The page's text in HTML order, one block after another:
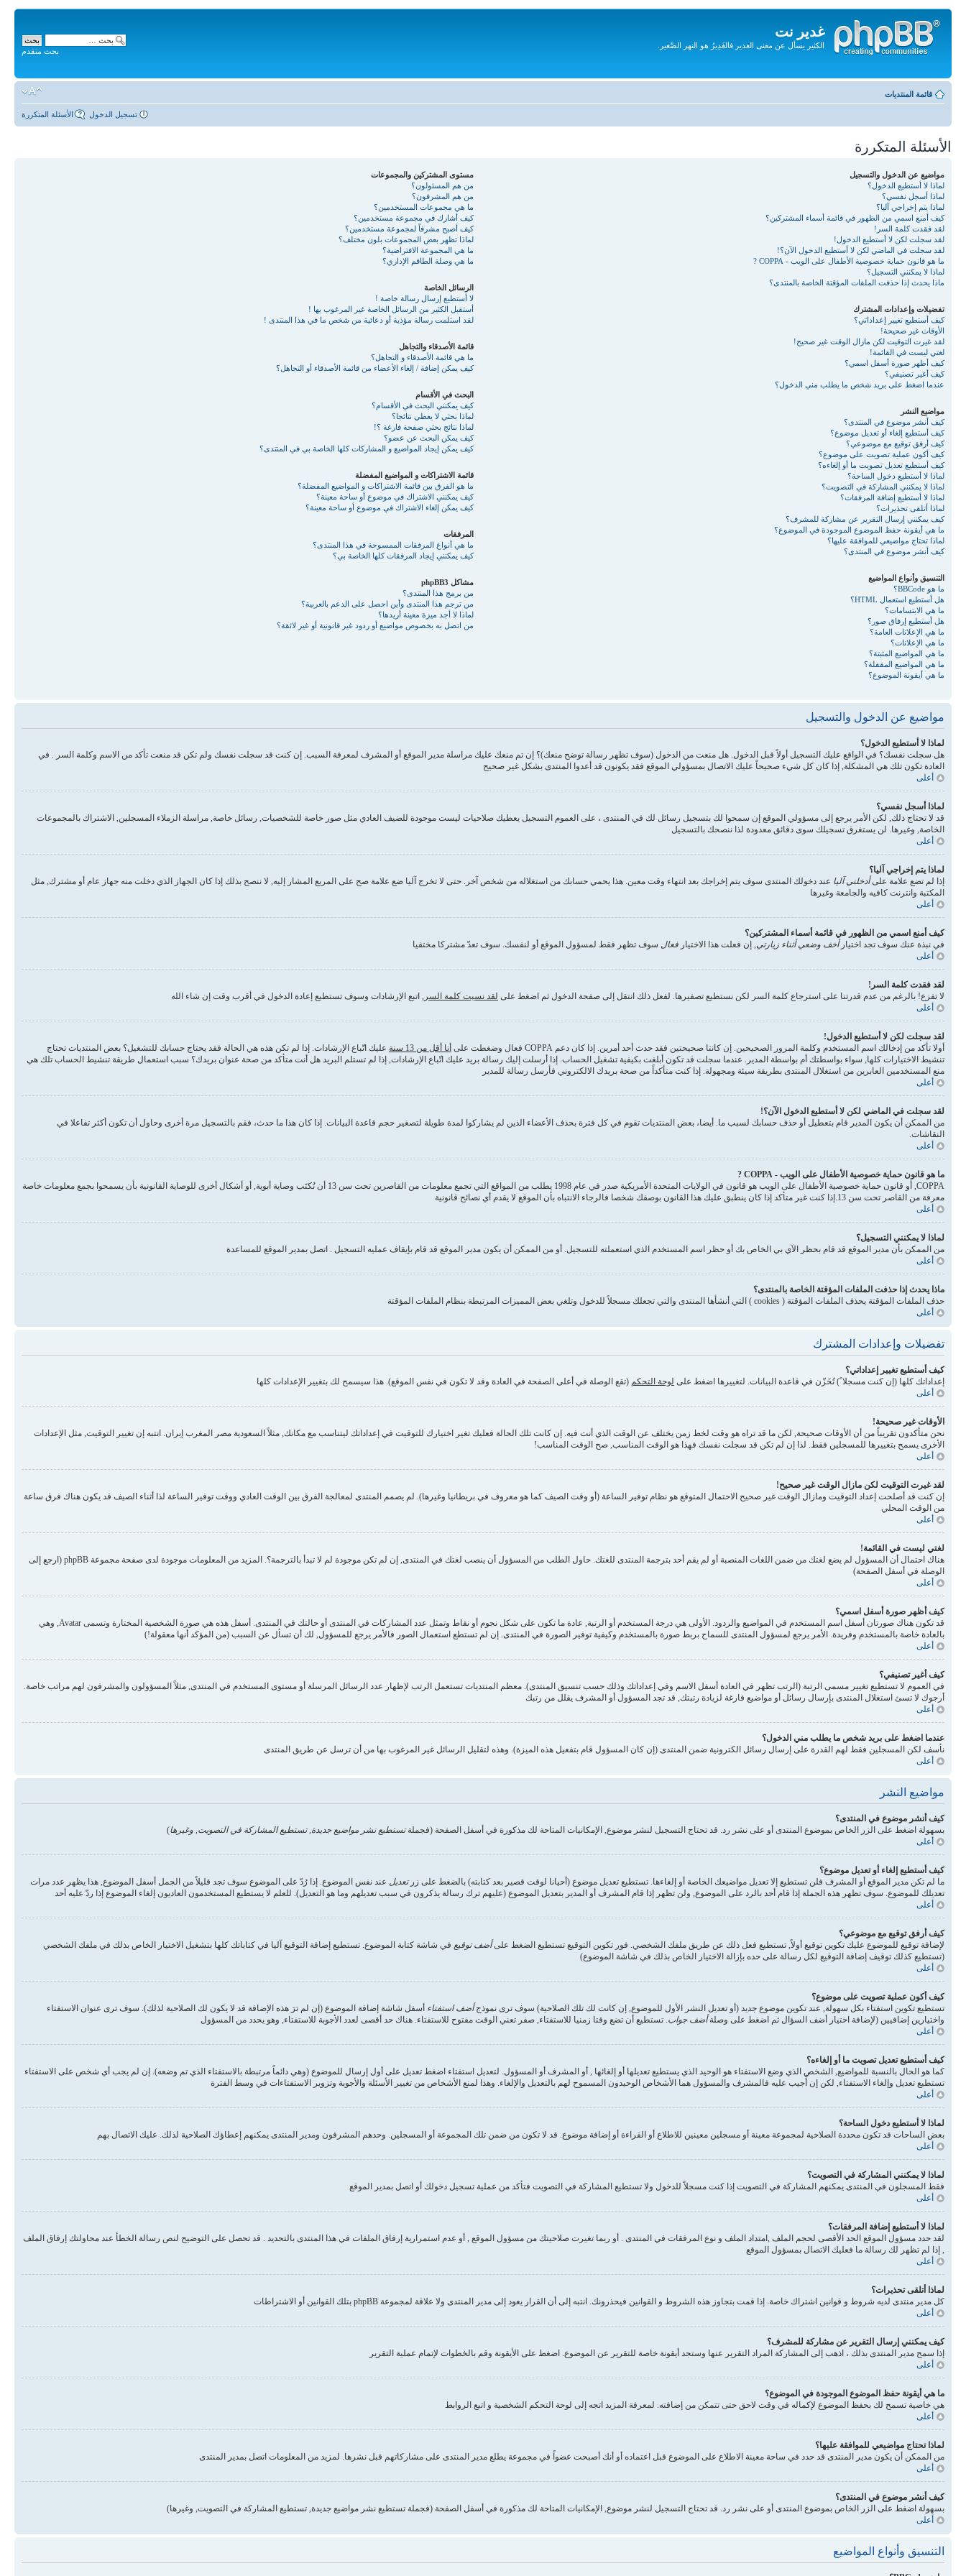
غدير نت
الكثير يسأل عن معنى الغدير فالغَدِيرُ هو النهر الصَّغير.
المحتويات
بحث متقدم
قائمة المنتديات
الأسئلة المتكررة تسجيل الدخول
الأسئلة المتكررة
مواضيع عن الدخول والتسجيل
لماذا لا أستطيع الدخول؟
لماذا أسجل نفسي؟
لماذا يتم إخراجي آليا؟
كيف أمنع اسمي من الظهور في قائمة أسماء المشتركين؟
لقد فقدت كلمة السر!
لقد سجلت لكن لا أستطيع الدخول!
لقد سجلت في الماضي لكن لا أستطيع الدخول الآن؟!
ما هو قانون حماية خصوصية الأطفال على الويب - COPPA ?
لماذا لا يمكنني التسجيل؟
ماذا يحدث إذا حذفت الملفات المؤقتة الخاصة بالمنتدى؟
تفضيلات وإعدادات المشترك
كيف أستطيع تغيير إعداداتي؟
الأوقات غير صحيحة!
لقد غيرت التوقيت لكن مازال الوقت غير صحيح!
لغتي ليست في القائمة!
كيف أظهر صورة أسفل اسمي؟
كيف أغير تصنيفي؟
عندما اضغط على بريد شخص ما يطلب مني الدخول؟
مواضيع النشر
كيف أنشر موضوع في المنتدى؟
كيف أستطيع إلغاء أو تعديل موضوع؟
كيف أرفق توقيع مع موضوعي؟
كيف أكون عملية تصويت على موضوع؟
كيف أستطيع تعديل تصويت ما أو إلغاءه؟
لماذا لا أستطيع دخول الساحة؟
لماذا لا يمكنني المشاركة في التصويت؟
لماذا لا أستطيع إضافة المرفقات؟
لماذا أتلقى تحذيرات؟
كيف يمكنني إرسال التقرير عن مشاركة للمشرف؟
ما هي أيقونة حفظ الموضوع الموجودة في الموضوع؟
لماذا تحتاج مواضيعي للموافقة عليها؟
كيف أنشر موضوع في المنتدى؟
التنسيق وأنواع المواضيع
ما هو BBCode؟
هل أستطيع استعمال HTML؟
ما هي الابتسامات؟
هل أستطيع إرفاق صور؟
ما هي الإعلانات العامة؟
ما هي الإعلانات؟
ما هي المواضيع المثبتة؟
ما هي المواضيع المقفلة؟
ما هي أيقونة الموضوع؟
مستوى المشتركين والمجموعات
من هم المسئولون؟
من هم المشرفون؟
ما هي مجموعات المستخدمين؟
كيف أشارك في مجموعة مستخدمين؟
كيف أصبح مشرفاً لمجموعة مستخدمين؟
لماذا تظهر بعض المجموعات بلون مختلف؟
ما هي المجموعة الافتراضية؟
ما هي وصلة الطاقم الإداري؟
الرسائل الخاصة
لا أستطيع إرسال رسالة خاصة !
أستقبل الكثير من الرسائل الخاصة غير المرغوب بها !
لقد استلمت رسالة مؤذية أو دعائية من شخص ما في هذا المنتدى !
قائمة الأصدقاء والتجاهل
ما هي قائمة الأصدقاء و التجاهل؟
كيف يمكن إضافة / إلغاء الأعضاء من قائمة الأصدقاء أو التجاهل؟
البحث في الأقسام
كيف يمكنني البحث في الأقسام؟
لماذا بحثي لا يعطي نتائجا؟
لماذا نتائج بحثي صفحة فارغة ؟!
كيف يمكن البحث عن عضو؟
كيف يمكن إيجاد المواضيع و المشاركات كلها الخاصة بي في المنتدى؟
قائمة الاشتراكات و المواضيع المفضلة
ما هو الفرق بين قائمة الاشتراكات و المواضيع المفضلة؟
كيف يمكنني الاشتراك في موضوع أو ساحة معينة؟
كيف يمكن إلغاء الاشتراك في موضوع أو ساحة معينة؟
المرفقات
ما هي أنواع المرفقات الممسوحة في هذا المنتدى؟
كيف يمكنني إيجاد المرفقات كلها الخاصة بي؟
مشاكل phpBB3
من برمج هذا المنتدى؟
من ترجم هذا المنتدى وأين احصل على الدعم بالعربية؟
لماذا لا أجد ميزة معينة أريدها؟
من اتصل به بخصوص مواضيع أو ردود غير قانونية أو غير لائقة؟
مواضيع عن الدخول والتسجيل
لماذا لا أستطيع الدخول؟
هل سجلت نفسك؟ في الواقع عليك التسجيل أولاً قبل الدخول. هل منعت من الدخول (سوف تظهر رسالة توضح منعك)؟ إن تم منعك عليك مراسلة مدير الموقع أو المشرف لمعرفة السبب. إن كنت قد سجلت نفسك ولم تكن قد منعت تأكد من الاسم وكلمة السر . في
العادة تكون تلك هي المشكلة, إذا كان كل شيء صحيحاً عليك الاتصال بمسؤولي الموقع فقد يكونون قد أعدوا المنتدى بشكل غير صحيح
أعلى
لماذا أسجل نفسي؟
قد لا تحتاج ذلك, لكن الأمر يرجع إلى مسؤولي الموقع إن سمحوا لك بتسجيل رسائل لك في المنتدى ، على العموم التسجيل يعطيك صلاحيات ليست موجودة للضيف العادي مثل صور خاصة للشخصيات, رسائل خاصة, مراسلة الزملاء المسجلين, الاشتراك بالمجموعات
الخاصة, وغيرها. لن يستغرق تسجيلك سوى دقائق معدودة لذا ننصحك بالتسجيل
أعلى
لماذا يتم إخراجي آليا؟
إذا لم تضع علامة علىأدخلني آليا عند دخولك المنتدى سوف يتم إخراجك بعد انتهاء وقت معين. هذا يحمي حسابك من استغلاله من شخص آخر. حتى لا تخرج آليا ضع علامة صح على المربع المشار إليه, لا ننصح بذلك إذا كان الجهاز الذي دخلت منه جهاز عام أو مشترك, مثل
المكتبة وانترنت كافيه والجامعة وغيرها
أعلى
كيف أمنع اسمي من الظهور في قائمة أسماء المشتركين؟
في نبذة عنك سوف تجد اختيارأخف وضعي أثناء زيارتي, إن فعلت هذا الاختيار فعال سوف تظهر فقط لمسؤول الموقع أو لنفسك. سوف تعدّ مشتركا مختفيا
أعلى
لقد فقدت كلمة السر!
لا تفزع! بالرغم من عدم قدرتنا على استرجاع كلمة السر لكن نستطيع تصفيرها. لفعل ذلك انتقل إلى صفحة الدخول ثم اضغط على لقد نسيت كلمة السر , اتبع الإرشادات وسوف تستطيع إعادة الدخول في أقرب وقت إن شاء الله
أعلى
لقد سجلت لكن لا أستطيع الدخول!
أولا تأكد من إدخالك اسم المستخدم وكلمة المرور الصحيحين. إن كانتا صحيحتين فقد حدث أحد أمرين. إذا كان دعم COPPA فعال وضغطت على
أنا أقل من 13 سنة
عليك اتّباع الإرشادات. إذا لم تكن هذه هي الحالة فقد يحتاج حسابك للتشغيل؟ بعض المنتديات تحتاج
تنشيط الاختيارات كلها, سواء بواسطتك أم بواسطة المدير. عندما سجلت قد تكون أبلغت بكيفية تشغيل الحساب. إذا أرسلت إليك رسالة بريد عليك اتّباع الإرشادات, إذا لم تستلم البريد هل أنت متأكد من صحة عنوان بريدك؟ سبب استعمال طريقة تنشيط الحساب تلك هي
منع المستخدمين العابرين من استغلال المنتدى بطريقة سيئة ومجهولة. إذا كنت متأكداً من صحة بريدك الالكتروني فأرسل رسالة للمدير
أعلى
لقد سجلت في الماضي لكن لا أستطيع الدخول الآن؟!
من الممكن أن يكون المدير قام بتعطيل أو حذف حسابك لسبب ما. أيضا، بعض المنتديات تقوم في كل فترة بحذف الأعضاء الذين لم يشاركوا لمدة طويلة لتصغير حجم قاعدة البيانات. إذا كان هذا ما حدث، فقم بالتسجيل مرة أخرى وحاول أن تكون أكثر تفاعلا في
النقاشات.
أعلى
ما هو قانون حماية خصوصية الأطفال على الويب - COPPA ?
COPPA, أو قانون حماية خصوصية الأطفال على الويب هو قانون في الولايات المتحدة الأمريكية صدر في عام 1998 يطلب من المواقع التي تجمع معلومات من القاصرين تحت سن 13 أن تُكتَب وصاية أبوية, أو أشكال أخرى للوصاية القانونية بأن يسمحوا بجمع معلومات خاصة
معرفة من القاصر تحت سن 13.إذا كنت غير متأكد إذا كان ينطبق عليك هذا القانون بوصفك شخصا فالرجاء الانتباه بأن الموقع لا يقدم أي نصائح قانونية
أعلى
لماذا لا يمكنني التسجيل؟
من الممكن بأن مدير الموقع قد قام بحظر الآي بي الخاص بك أو حظر اسم المستخدم الذي استعملته للتسجيل. أو من الممكن أن يكون مدير الموقع قد قام بإيقاف عمليه التسجيل . اتصل بمدير الموقع للمساعدة
أعلى
ماذا يحدث إذا حذفت الملفات المؤقتة الخاصة بالمنتدى؟
حذف الملفات المؤقتة يحذف الملفات المؤقتة ( cookies ) التي أنشأها المنتدى والتي تجعلك مسجلاً للدخول وتلغي بعض المميزات المرتبطة بنظام الملفات المؤقتة
أعلى
تفضيلات وإعدادات المشترك
كيف أستطيع تغيير إعداداتي؟
إعداداتك كلها (إن كنت مسجلا ً) تُخَزّن في قاعدة البيانات. لتغييرها اضغط على لوحة التحكم (تقع الوصلة في أعلى الصفحة في العادة وقد لا تكون في نفس الموقع). هذا سيسمح لك بتغيير الإعدادات كلها
أعلى
الأوقات غير صحيحة!
نحن متأكدون تقريباً من أن الأوقات صحيحة, لكن ما قد تراه هو وقت لخط زمن يختلف عن الوقت الذي أنت فيه. إن كانت تلك الحالة فعليك تغير اختيارك للتوقيت في إعداداتك ليتناسب مع مكانك, مثلاً السعودية مصر المغرب إيران. انتبه إن تغيير التوقيت, مثل الإعدادات
الأخرى يسمح بتغييرها للمسجلين فقط. لذا إن لم تكن قد سجلت نفسك فهذا هو الوقت المناسب, صح الوقت المناسب!
أعلى
لقد غيرت التوقيت لكن مازال الوقت غير صحيح!
إن كنت قد أصلحت إعداد التوقيت ومازال الوقت غير صحيح الاحتمال المتوقع هو نظام توفير الساعة (أو وقت الصيف كما هو معروف في بريطانيا وغيرها). لم يصمم المنتدى لمعالجة الفرق بين الوقت العادي ووقت توفير الساعة لذا أثناء الصيف قد يكون هناك فرق ساعة
من الوقت المحلي
أعلى
لغتي ليست في القائمة!
هناك احتمال أن المسؤول لم يضع لغتك من ضمن اللغات المنصبة أو لم يقم أحد بترجمة المنتدى للغتك. حاول الطلب من المسؤول أن ينصب لغتك في المنتدى, إن لم تكن موجودة لم لا تبدأ بالترجمة؟. المزيد من المعلومات موجودة لدى صفحة مجموعة phpBB (ارجع إلى
الوصلة في أسفل الصفحة)
أعلى
كيف أظهر صورة أسفل اسمي؟
قد تكون هناك صورتان أسفل اسم المستخدم في المواضيع والردود. الأولى هي درجة المستخدم أو الرتبة, عادة ما تكون على شكل نجوم أو نقاط وتمثل عدد المشاركات في المنتدى أو حالتك في المنتدى. أسفل هذه هي صورة الشخصية المختارة وتسمى Avatar, وهي
بالعادة خاصة بالمستخدم وفريدة. الأمر يرجع لمسؤول المنتدى للسماح بربط صورة بالمستخدم وكيفية توفير الصورة في المنتدى. إن لم تستطع استعمال الصور فالأمر يرجع للمسؤول, لك أن تسأل عن السبب (من المؤكد أنها معقولة!)
أعلى
كيف أغير تصنيفي؟
في العموم لا تستطيع تغيير مسمى الرتبة (الرتب تظهر في العادة أسفل الاسم وفي إعداداتك وذلك حسب تنسيق المنتدى). معظم المنتديات تستعمل الرتب لإظهار عدد الرسائل المرسلة أو مستوى المستخدم في المنتدى, مثلاً المسؤولون والمشرفون لهم مراتب خاصة.
أرجوك لا تسئ استغلال المنتدى بإرسال رسائل أو مواضيع فارغة لزيادة رتبتك, قد تجد المسؤول أو المشرف يقلل من رتبك
أعلى
عندما اضغط على بريد شخص ما يطلب مني الدخول؟
نأسف لكن المسجلين فقط لهم القدرة على إرسال رسائل الكترونية ضمن المنتدى (إن كان المسؤول قام بتفعيل هذه الميزة). وهذه لتقليل الرسائل غير المرغوب بها من أن ترسل عن طريق المنتدى
أعلى
مواضيع النشر
كيف أنشر موضوع في المنتدى؟
بسهولة اضغط على الزر الخاص بموضوع المنتدى أو على نشر رد. قد تحتاج التسجيل لنشر موضوع, الإمكانيات المتاحة لك مذكورة في أسفل الصفحة (فجملةتستطيع نشر مواضيع جديدة, تستطيع المشاركة في التصويت, وغيرها)
أعلى
كيف أستطيع إلغاء أو تعديل موضوع؟
ما لم تكن مدير الموقع أو المشرف فلن تستطيع إلا تعديل مواضيعك الخاصة أو إلغاءها. تستطيع تعديل موضوع (أحيانا لوقت قصير بعد كتابته) بالضغط على زرتعديل عند نفس الموضوع. إذا رُدّ على الموضوع سوف تجد قليلاً من الجمل أسفل الموضوع, هذا يظهر عدد مرات
تعديلك للموضوع. سوف تظهر هذه الجملة إذا قام أحد بالرد على الموضوع, ولن تظهر إذا قام المشرف أو المدير بتعديل الموضوع (عليهم ترك رسالة يذكرون في سبب تعديلهم وما هو التعديل). للعلم لا يستطيع المستخدمون العاديون إلغاء الموضوع إذا ردّ عليه أحد
أعلى
كيف أرفق توقيع مع موضوعي؟
لإضافة توقيع للموضوع عليك تكوين توقيع أولاً, تستطيع فعل ذلك عن طريق ملفك الشخصي. فور تكوين التوقيع تستطيع الضغط علىأضف توقيع في شاشة كتابة الموضوع. تستطيع إضافة التوقيع آليا في كتاباتك كلها بتشغيل الاختيار الخاص بذلك في ملفك الشخصي
(تستطيع كذلك توقيف إضافة التوقيع لكل رسالة على حده بإزالة الاختيار الخاص بذلك في شاشة الموضوع)
أعلى
كيف أكون عملية تصويت على موضوع؟
تستطيع تكوين استفتاء بكل سهولة, عند تكوين موضوع جديد (أو تعديل النشر الأول للموضوع, إن كانت لك تلك الصلاحية) سوف ترى نموذجأضف استفتاء أسفل شاشة إضافة الموضوع (إن لم ترَ هذه الإضافة قد لا يكون لك الصلاحية لذلك). سوف ترى عنوان الاستفتاء
واختيارين إضافيين (لإضافة اختيار أضف السؤال ثم اضغط على وصلةأضف جواب. تستطيع أن تضع وقتا زمنيا للاستفتاء, صفر تعني الوقت مفتوح للاستفتاء. هناك حد أقصى لعدد الأجوبة للاستفتاء, وهو يحدد من المسؤول
أعلى
كيف أستطيع تعديل تصويت ما أو إلغاءه؟
كما هو الحال بالنسبة للمواضيع, الشخص الذي وضع الاستفتاء هو الوحيد الذي يستطيع تعديلها أو إلغائها , أو المشرف أو المسؤول. لتعديل استفتاء اضغط تعديل على أول إرسال للموضوع (وهي دائماً مرتبطة بالاستفتاء الذي تم وضعه). إن لم يجب أي شخص على الاستفتاء
تستطيع تعديل وإلغاء الاستفتاء, لكن إن أُجيب عليه فالمشرف والمسؤول هما الأشخاص الوحيدون المسموح لهم بالتعديل والإلغاء. وهذا لمنع الأشخاص من تغيير الأسئلة والأجوبة وتزوير الاستفتاءات في وسط الفترة
أعلى
لماذا لا أستطيع دخول الساحة؟
بعض الساحات قد تكون محددة الصلاحية لمجموعة معينة أو مسجلين معينين للاطلاع أو القراءة أو إضافة موضوع. قد لا تكون من ضمن تلك المجموعة أو المسجلين. وحدهم المشرفون ومدير المنتدى يمكنهم إعطاؤك الصلاحية لذلك. عليك الاتصال بهم
أعلى
لماذا لا يمكنني المشاركة في التصويت؟
فقط المسجلون في المنتدى يمكنهم المشاركة في التصويت إذا كنت مسجلاً للدخول ولا تستطيع المشاركة في التصويت فتأكد من عملية تسجيل دخولك أو اتصل بمدير الموقع
أعلى
لماذا لا أستطيع إضافة المرفقات؟
لقد حدد مسؤول الموقع الحد الأقصى لحجم الملف ,امتداد الملف و نوع المرفقات في المنتدى . أو ربما تغيرت صلاحيتك من مسؤول الموقع , أو عدم استمرارية إرفاق الملفات في هذا المنتدى بالتحديد . قد تحصل على التوضيح لنص رسالة الخطأ عند محاولتك إرفاق الملف
, إذا لم تظهر لك رسالة ما فعليك الاتصال بمسؤول الموقع
أعلى
لماذا أتلقى تحذيرات؟
كل مدير منتدى لديه شروط و قوانين اشتراك خاصة. إذا قمت بتجاوز هذه الشروط و القوانين فيحذرونك. انتبه إلى أن القرار يعود إلى مدير المنتدى ولا علاقة لمجموعة phpBB بتلك القوانين أو الاشتراطات
أعلى
كيف يمكنني إرسال التقرير عن مشاركة للمشرف؟
إذا سمح مدير المنتدى بذلك ، اذهب إلى المشاركة المراد التقرير عنها وستجد أيقونة خاصة للتقرير عن الموضوع. اضغط على الأيقونة وقم بالخطوات لإتمام عملية التقرير
أعلى
ما هي أيقونة حفظ الموضوع الموجودة في الموضوع؟
هي خاصية تسمح لك بحفظ الموضوع لإكماله في وقت لاحق حتى تتمكن من إضافته. لمعرفة المزيد اتجه إلى لوحة التحكم الشخصية و اتبع الروابط
أعلى
لماذا تحتاج مواضيعي للموافقة عليها؟
من الممكن أن يكون مدير المنتدى قد حدد في ساحة معينة الاطلاع على الموضوع قبل اعتماده أو أنك أصبحت عضواً في مجموعة يطلع مدير المنتدى على مشاركاتهم قبل نشرها. لمزيد من المعلومات اتصل بمدير المنتدى
أعلى
كيف أنشر موضوع في المنتدى؟
بسهولة اضغط على الزر الخاص بموضوع المنتدى أو على نشر رد. قد تحتاج التسجيل لنشر موضوع, الإمكانيات المتاحة لك مذكورة في أسفل الصفحة (فجملة تستطيع نشر مواضيع جديدة, تستطيع المشاركة في التصويت, وغيرها)
أعلى
التنسيق وأنواع المواضيع